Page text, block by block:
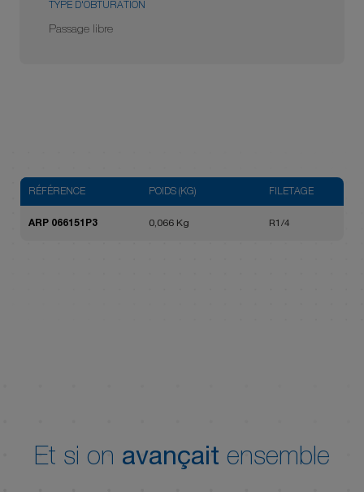
TYPE D'OBTURATION
Passage libre
RÉFÉRENCE POIDS (KG) FILETAGE
ARP 066151P3 0,066 Kg R1/4
Et si on avançait ensemble